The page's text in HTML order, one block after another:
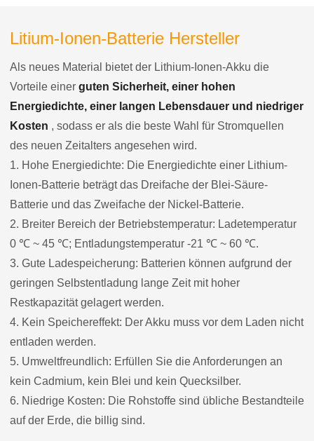
Litium-Ionen-Batterie Hersteller
Als neues Material bietet der Lithium-Ionen-Akku die
Vorteile einer guten Sicherheit, einer hohen
Energiedichte, einer langen Lebensdauer und niedriger
Kosten , sodass er als die beste Wahl für Stromquellen
des neuen Zeitalters angesehen wird.
1. Hohe Energiedichte: Die Energiedichte einer Lithium-
Ionen-Batterie beträgt das Dreifache der Blei-Säure-
Batterie und das Zweifache der Nickel-Batterie.
2. Breiter Bereich der Betriebstemperatur: Ladetemperatur
0 ℃ ~ 45 ℃; Entladungstemperatur -21 ℃ ~ 60 ℃.
3. Gute Ladespeicherung: Batterien können aufgrund der
geringen Selbstentladung lange Zeit mit hoher
Restkapazität gelagert werden.
4. Kein Speichereffekt: Der Akku muss vor dem Laden nicht
entladen werden.
5. Umweltfreundlich: Erfüllen Sie die Anforderungen an
kein Cadmium, kein Blei und kein Quecksilber.
6. Niedrige Kosten: Die Rohstoffe sind übliche Bestandteile
auf der Erde, die billig sind.